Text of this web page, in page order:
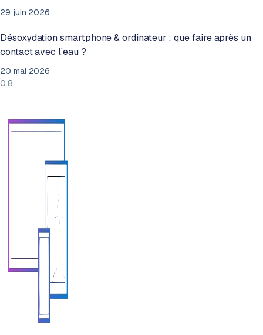
29 juin 2026
Désoxydation smartphone & ordinateur : que faire après un
contact avec l’eau ?
20 mai 2026